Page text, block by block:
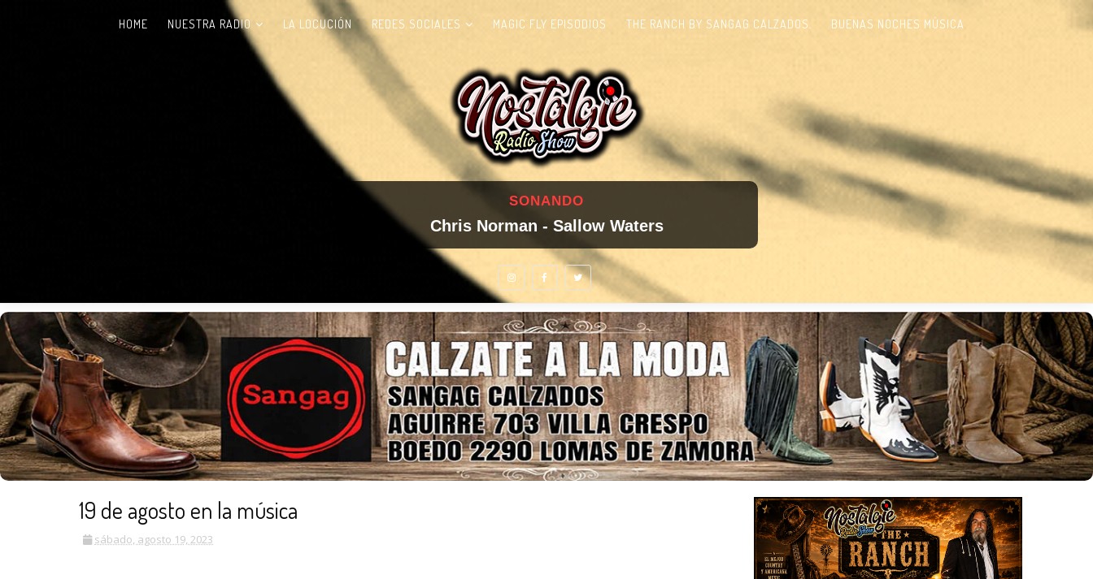
HOME NUESTRA RADIO LA LOCUCIÓN REDES SOCIALES MAGIC FLY EPISODIOS THE RANCH BY SANGAG CALZADOS. BUENAS NOCHES MÚSICA
SONANDO
Chris Norman - Sallow Waters
19 de agosto en la música
sábado, agosto 19, 2023